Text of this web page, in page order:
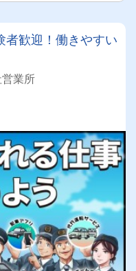
者歓迎！働きやすい
業所